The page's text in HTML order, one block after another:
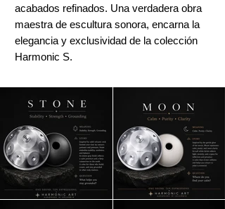
acabados refinados. Una verdadera obra
maestra de escultura sonora, encarna la
elegancia y exclusividad de la colección
Harmonic S.